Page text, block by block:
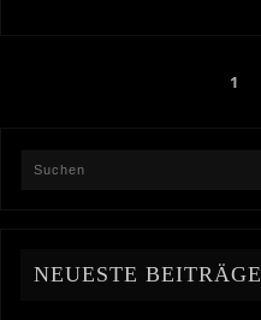
1
NEUESTE BEITRÄGE